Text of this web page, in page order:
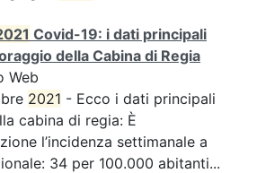
Covid-19: i dati principali
della Cabina di Regia
Web
2021 - Ecco i dati principali
cabina di regia: È
l’incidenza settimanale a
34 per 100.000 abitanti...